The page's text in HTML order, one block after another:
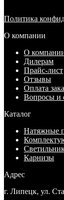
Политика
О компании
О
Дилерам
Прайс-лист
Отзывы
Оплата
Вопросы и
Каталог
Натяжные
Карнизы
Адрес
г. Липецк, ул.